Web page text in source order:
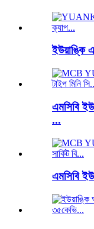
ইউয়াঙ্কি
এমসিবি
...
এমসিবি